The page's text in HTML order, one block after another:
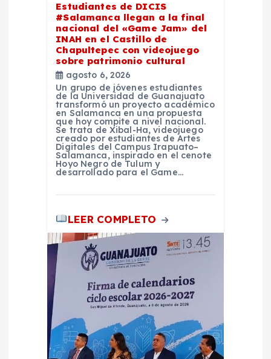
Estudiantes de DICIS
#Salamanca llegan a la final
nacional del «Game Jam» del
INAH en el Castillo de
Chapultepec con videojuego
sobre patrimonio cultural
agosto 6, 2026
Un grupo de jóvenes estudiantes
de la Universidad de Guanajuato
transformó un proyecto académico
en Salamanca en una propuesta
que hoy compite a nivel nacional.
Se trata de Xibal-Ha, videojuego
creado por estudiantes de Artes
Digitales del Campus Irapuato–
Salamanca, inspirado en el cenote
Hoyo Negro de Tulum y
desarrollado para el Game…
LEER COMPLETO